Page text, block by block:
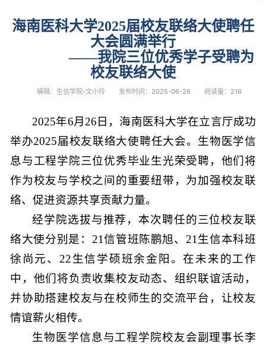
海南医科大学2025届校友联络大使聘任
大会圆满举行
——我院三位优秀学子受聘为
校友联络大使
编辑：生信学院-文小玲 发布时间：2025-06-26 阅读量： 216
2025年6月26日，海南医科大学在立言厅成功
举办2025届校友联络大使聘任大会。生物医学信
息与工程学院三位优秀毕业生光荣受聘，他们将
作为校友与学校之间的重要纽带，为加强校友联
络、促进资源共享贡献力量。
经学院选拔与推荐，本次聘任的三位校友联
络大使分别是：21信管班陈鹏旭、21生信本科班
徐尚元、22生信学硕班余金阳。在未来的工作
中，他们将负责收集校友动态、组织联谊活动，
并协助搭建校友与在校师生的交流平台，让校友
情谊薪火相传。
生物医学信息与工程学院校友会副理事长李